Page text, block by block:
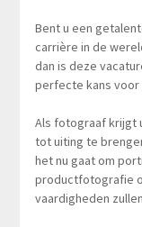
Bent u een
carrière in de
dan is deze
perfecte kans voor
Als fotograaf krijgt
tot uiting te
het nu gaat om
productfotografie
vaardigheden